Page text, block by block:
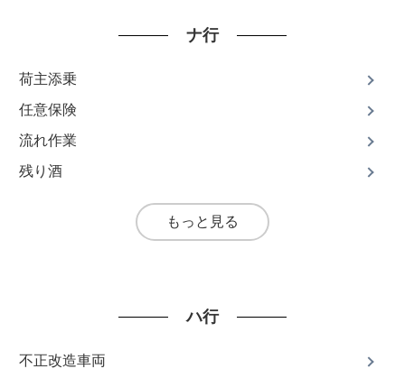
ナ行
荷主添乗
任意保険
流れ作業
残り酒
もっと見る
ハ行
不正改造車両